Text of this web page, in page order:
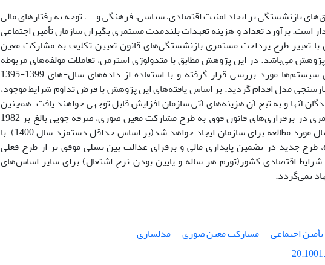
بازنشستگی بر ایجاد امنیت اقتصادی، سیاسی، فرهنگی و ...، توجه به رفتارهای مالی
است. برآورد تعداد و هزینه تعهدات بلندمدت مستمری بگیران سازمان تأمین اجتماعی
با تغییر طرح پرداخت مستمری بازنشستگی‌های قانون تعیین تکلیف به مشارکت معین
می‌باشد. در این پژوهش مطابق با متدولوژی استرمن، تعاملات مولفه‌های مربوطه
در چارچوب پویایی‌ شناسی ‌سیستم‌ها مورد بررسی قرار گرفته و با استفاده از داده‌های سال-های 1399-1395
مدل اقدام گردید. بر اساس یافته‌های این پژوهش با فرض تداوم شرایط موجود،
آنها و به تبع آن هزینه‌های آتی سازمان افزایش قابل توجهی خواهند یافت. همچنین
با تغییر طرح پرداخت مستمری در برقراری‌های قانون فوق به طرح مشارکت معین صوری، صرفه جویی بالغ بر 1982
هزار میلیارد ریال در 35 سال مورد مطالعه برای سازمان ایجاد خواهد شد(بر اساس حداقل دستمزد سال 1400). با
طرح جدید در تضمین پایداری مالی و برقرای عدالت بین نسلی موفق تر از طرح فعلی
اقتصادی کشور(تورم هر ساله و پایین بودن نرخ اشتغال) برای سایر اساس‌های
نمی‌گردد.
اجتماعی مشارکت معین صوری
مدلسازی